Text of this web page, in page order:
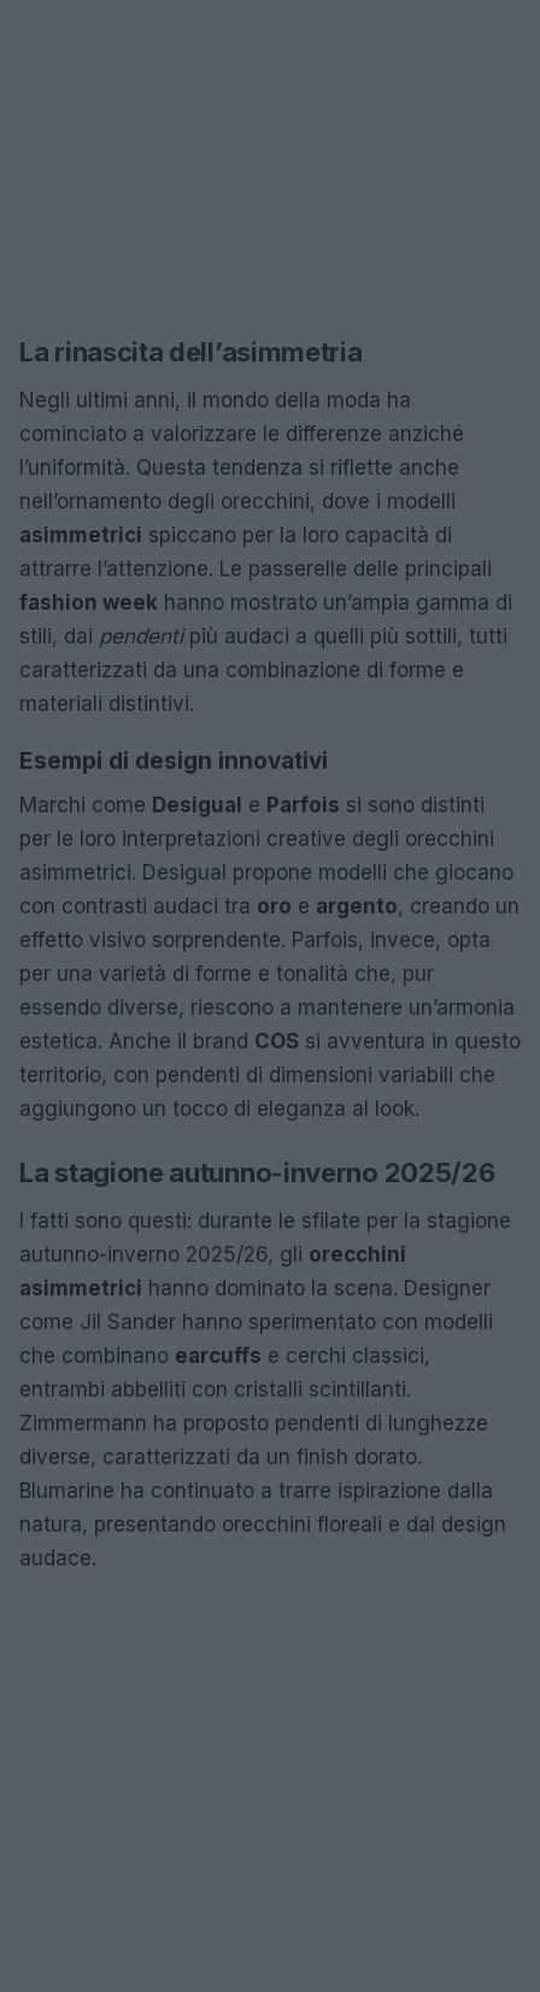
La rinascita dell’asimmetria
Negli ultimi anni, il mondo della moda ha
cominciato a valorizzare le differenze anziché
l’uniformità. Questa tendenza si riflette anche
nell’ornamento degli orecchini, dove i modelli
asimmetrici spiccano per la loro capacità di
attrarre l’attenzione. Le passerelle delle principali
fashion week hanno mostrato un’ampia gamma di
stili, dai pendentipiù audaci a quelli più sottili, tutti
caratterizzati da una combinazione di forme e
materiali distintivi.
Esempi di design innovativi
Marchi come Desigual e Parfois si sono distinti
per le loro interpretazioni creative degli orecchini
asimmetrici. Desigual propone modelli che giocano
con contrasti audaci tra oro e argento, creando un
effetto visivo sorprendente. Parfois, invece, opta
per una varietà di forme e tonalità che, pur
essendo diverse, riescono a mantenere un’armonia
estetica. Anche il brand COS si avventura in questo
territorio, con pendenti di dimensioni variabili che
aggiungono un tocco di eleganza al look.
La stagione autunno-inverno 2025/26
I fatti sono questi: durante le sfilate per la stagione
autunno-inverno 2025/26, gli orecchini
asimmetrici hanno dominato la scena. Designer
come Jil Sander hanno sperimentato con modelli
che combinano earcuffs e cerchi classici,
entrambi abbelliti con cristalli scintillanti.
Zimmermann ha proposto pendenti di lunghezze
diverse, caratterizzati da un finish dorato.
Blumarine ha continuato a trarre ispirazione dalla
natura, presentando orecchini floreali e dal design
audace.